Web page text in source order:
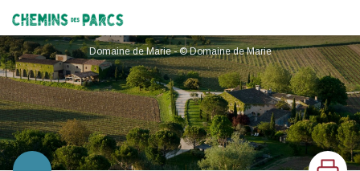
Chemins des Parcs
Domaine de Marie - © Domaine de Marie
Imprimer